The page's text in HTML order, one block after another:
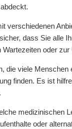
verschiedenen
dass Sie alle
oder
die viele
finden. Es ist
medizinischen
oder